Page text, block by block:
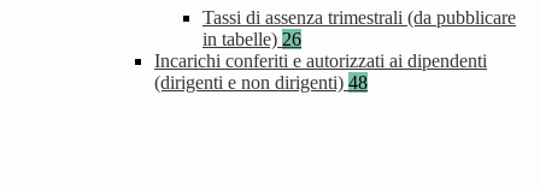
Tassi di assenza trimestrali (da pubblicare
in tabelle) 26
Incarichi conferiti e autorizzati ai dipendenti
(dirigenti e non dirigenti) 48